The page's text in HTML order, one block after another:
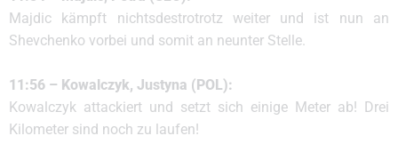
Majdic kämpft nichtsdestrotrotz weiter und ist nun an
Shevchenko vorbei und somit an neunter Stelle.
11:56 – Kowalczyk, Justyna (POL):
Kowalczyk attackiert und setzt sich einige Meter ab! Drei
Kilometer sind noch zu laufen!